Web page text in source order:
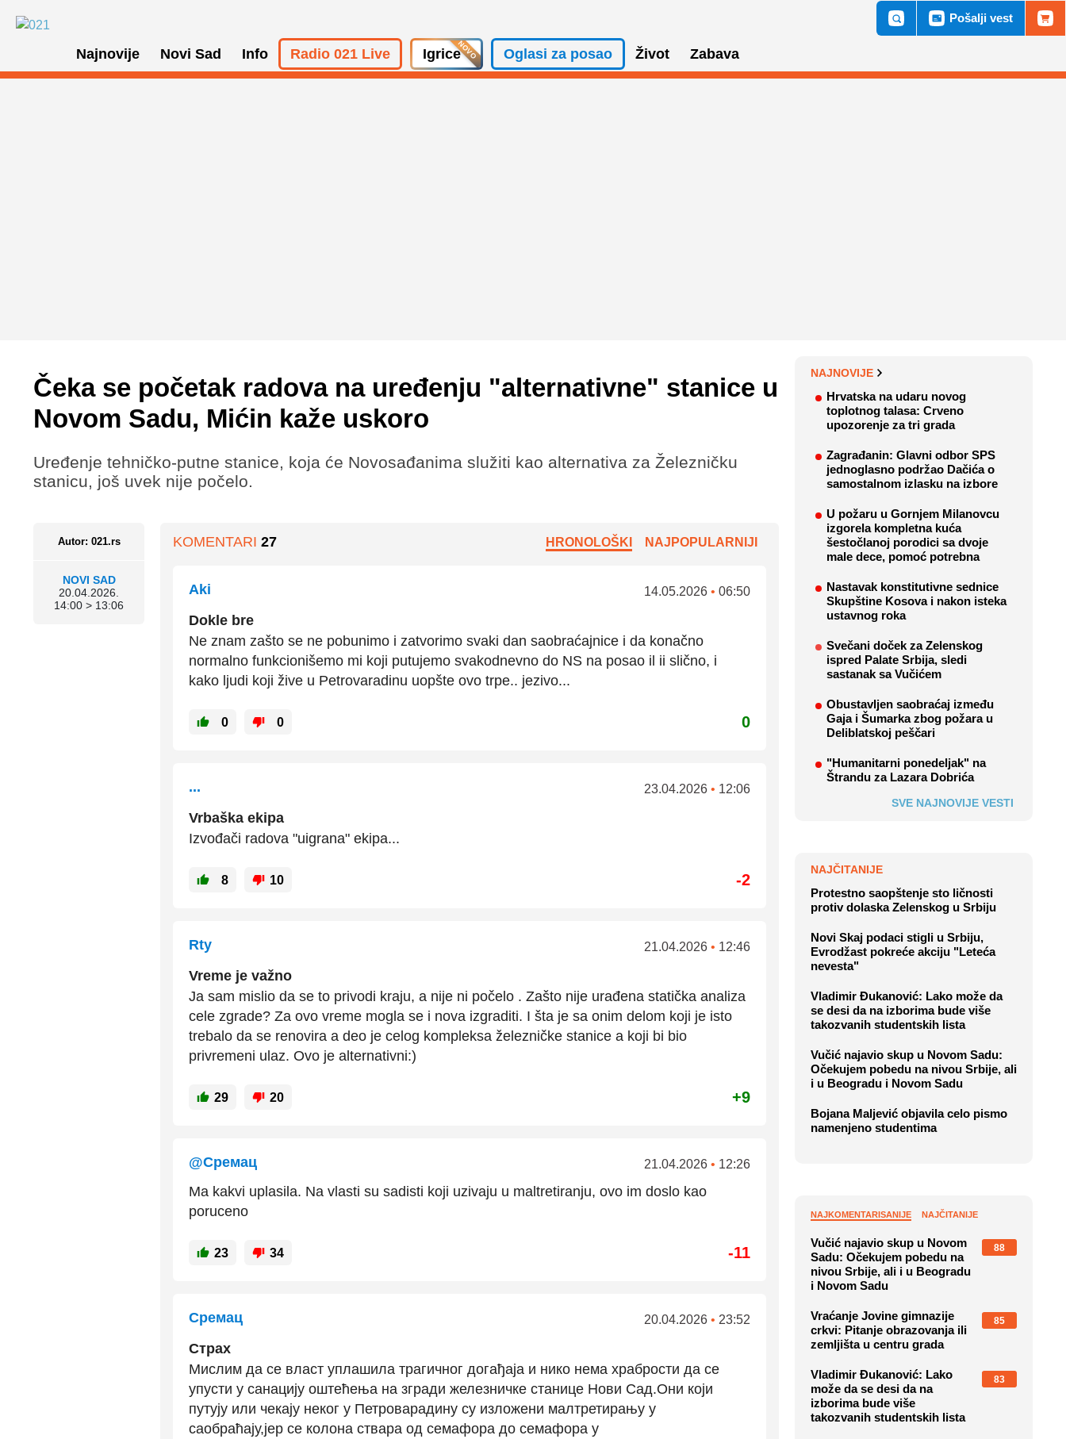
Najnovije Novi Sad Info Radio 021 Live Igrice Oglasi za posao Život Zabava
Pošalji vest
Čeka se početak radova na uređenju "alternativne" stanice u
Novom Sadu, Mićin kaže uskoro
Autor: 021.rs
NOVI SAD
20.04.2026.
14:00 > 13:06
Uređenje tehničko-putne stanice, koja će Novosađanima služiti kao alternativa za Železničku
stanicu, još uvek nije počelo.
KOMENTARI 27 HRONOLOŠKI NAJPOPULARNIJI
Aki 14.05.2026 • 06:50
Dokle bre
Ne znam zašto se ne pobunimo i zatvorimo svaki dan saobraćajnice i da konačno
normalno funkcionišemo mi koji putujemo svakodnevno do NS na posao il ii slično, i
kako ljudi koji žive u Petrovaradinu uopšte ovo trpe.. jezivo...
0 0 0
... 23.04.2026 • 12:06
Vrbaška ekipa
Izvođači radova "uigrana" ekipa...
8 10 -2
Rty 21.04.2026 • 12:46
Vreme je važno
Ja sam mislio da se to privodi kraju, a nije ni počelo . Zašto nije urađena statička analiza
cele zgrade? Za ovo vreme mogla se i nova izgraditi. I šta je sa onim delom koji je isto
trebalo da se renovira a deo je celog kompleksa železničke stanice a koji bi bio
privremeni ulaz. Ovo je alternativni:)
29 20 +9
@Сремац 21.04.2026 • 12:26
Ma kakvi uplasila. Na vlasti su sadisti koji uzivaju u maltretiranju, ovo im doslo kao
poruceno
23 34 -11
Сремац 20.04.2026 • 23:52
Страх
Мислим да се власт уплашила трагичног догађаја и нико нема храбрости да се
упусти у санацију оштећења на згради железничке станице Нови Сад.Они који
путују или чекају неког у Петроварадину су изложени малтретирању у
саобраћају,јер се колона ствара од семафора до семафора у
NAJNOVIJE
Hrvatska na udaru novog
toplotnog talasa: Crveno
upozorenje za tri grada
Zagrađanin: Glavni odbor SPS
jednoglasno podržao Dačića o
samostalnom izlasku na izbore
U požaru u Gornjem Milanovcu
izgorela kompletna kuća
šestočlanoj porodici sa dvoje
male dece, pomoć potrebna
Nastavak konstitutivne sednice
Skupštine Kosova i nakon isteka
ustavnog roka
Svečani doček za Zelenskog
ispred Palate Srbija, sledi
sastanak sa Vučićem
Obustavljen saobraćaj između
Gaja i Šumarka zbog požara u
Deliblatskoj peščari
"Humanitarni ponedeljak" na
Štrandu za Lazara Dobrića
SVE NAJNOVIJE VESTI
NAJČITANIJE
Protestno saopštenje sto ličnosti
protiv dolaska Zelenskog u Srbiju
Novi Skaj podaci stigli u Srbiju,
Evrodžast pokreće akciju "Leteća
nevesta"
Vladimir Đukanović: Lako može da
se desi da na izborima bude više
takozvanih studentskih lista
Vučić najavio skup u Novom Sadu:
Očekujem pobedu na nivou Srbije, ali
i u Beogradu i Novom Sadu
Bojana Maljević objavila celo pismo
namenjeno studentima
NAJKOMENTARISANIJE NAJČITANIJE
Vučić najavio skup u Novom
Sadu: Očekujem pobedu na
nivou Srbije, ali i u Beogradu
i Novom Sadu
88
Vraćanje Jovine gimnazije
crkvi: Pitanje obrazovanja ili
zemljišta u centru grada
85
Vladimir Đukanović: Lako
može da se desi da na
izborima bude više
takozvanih studentskih lista
83